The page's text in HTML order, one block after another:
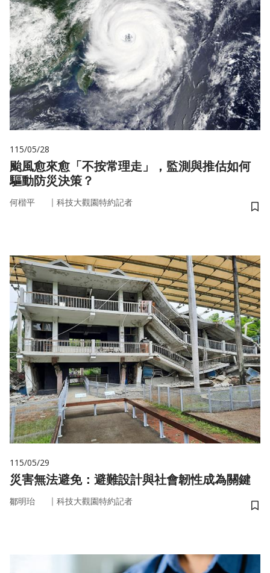
115/05/28
颱風愈來愈「不按常理走」，監測與推估如何
驅動防災決策？
何楷平 ｜ 科技大觀園特約記者
儲
115/05/29
災害無法避免：避難設計與社會韌性成為關鍵
鄒明珆 ｜ 科技大觀園特約記者
儲